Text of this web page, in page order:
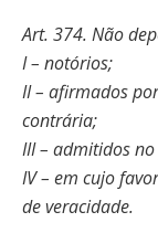
Art. 374. Não
I – notórios;
II – afirmados
contrária;
III – admitidos
IV – em cujo
de veracidade.